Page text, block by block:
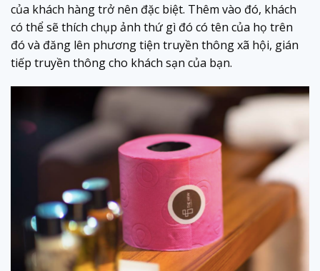
của khách hàng trở nên đặc biệt. Thêm vào đó, khách
có thể sẽ thích chụp ảnh thứ gì đó có tên của họ trên
đó và đăng lên phương tiện truyền thông xã hội, gián
tiếp truyền thông cho khách sạn của bạn.